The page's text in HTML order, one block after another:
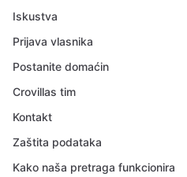
Iskustva
Prijava vlasnika
Postanite domaćin
Crovillas tim
Kontakt
Zaštita podataka
Kako naša pretraga funkcionira